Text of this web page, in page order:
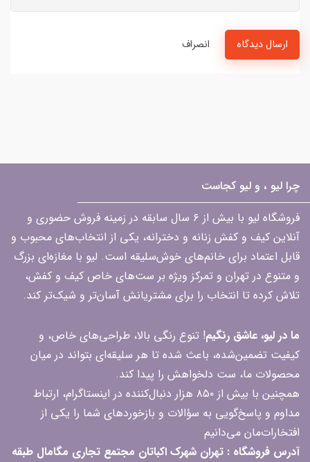
ارسال دیدگاه انصراف
چرا لیو ، و لیو کجاست
فروشگاه لیو با بیش از ۶ سال سابقه در زمینه فروش حضوری و
آنلاین کیف و کفش زنانه و دخترانه، یکی از انتخاب‌های محبوب و
قابل اعتماد برای خانم‌های خوش‌سلیقه است. لیو با مغازه‌ای بزرگ
و متنوع در تهران و تمرکز ویژه بر ست‌های خاص کیف و کفش،
تلاش کرده تا انتخاب را برای مشتریانش آسان‌تر و شیک‌تر کند.
ما در لیو، عاشق رنگیم! تنوع رنگی بالا، طراحی‌های خاص، و
کیفیت تضمین‌شده، باعث شده تا هر سلیقه‌ای بتواند در میان
محصولات ما، ست دلخواهش را پیدا کند.
همچنین با بیش از ۸۵۰ هزار دنبال‌کننده در اینستاگرام، ارتباط
مداوم و پاسخ‌گویی به سؤالات و بازخوردهای شما را یکی از
افتخارات‌مان می‌دانیم
آدرس فروشگاه : تهران شهرک اکباتان مجتمع تجاری مگامال طبقه